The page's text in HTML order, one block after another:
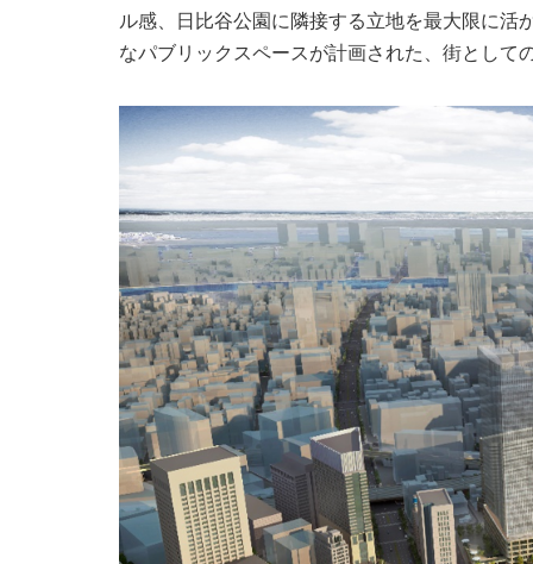
ル感、日比谷公園に隣接する立地を最大限に活
なパブリックスペースが計画された、街として